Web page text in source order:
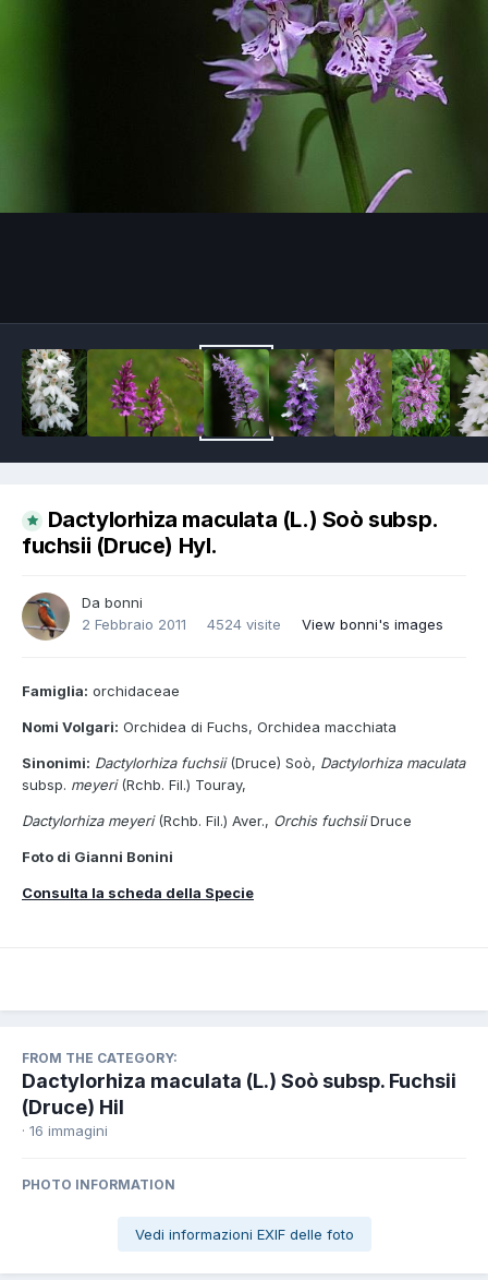
Dactylorhiza maculata (L.) Soò subsp.
fuchsii (Druce) Hyl.
Da bonni
2 Febbraio 2011
4524 visite View bonni's images
Famiglia: orchidaceae
Nomi Volgari: Orchidea di Fuchs, Orchidea macchiata
Sinonimi: Dactylorhiza fuchsii(Druce) Soò, Dactylorhiza maculata
subsp. meyeri(Rchb. Fil.) Touray,
Dactylorhiza meyeri(Rchb. Fil.) Aver., Orchis fuchsiiDruce
Foto di Gianni Bonini
Consulta la scheda della Specie
FROM THE CATEGORY:
Dactylorhiza maculata (L.) Soò subsp. Fuchsii
(Druce) Hil
· 16 immagini
PHOTO INFORMATION
Vedi informazioni EXIF delle foto